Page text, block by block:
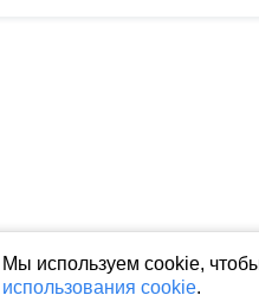
Мы используем cookie,
использования cookie.